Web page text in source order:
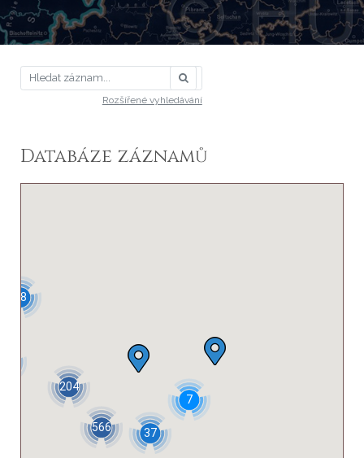
Rozšířené vyhledávání
Databáze záznamů
48
566
204
7
37